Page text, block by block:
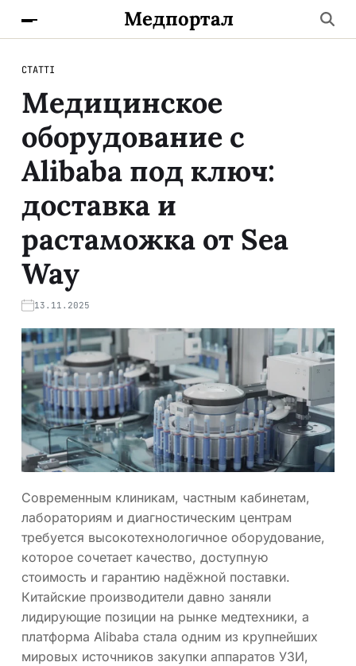
Медпортал
СТАТТІ
Медицинское
оборудование с
Alibaba под ключ:
доставка и
растаможка от Sea
Way
13.11.2025
Современным клиникам, частным кабинетам,
лабораториям и диагностическим центрам
требуется высокотехнологичное оборудование,
которое сочетает качество, доступную
стоимость и гарантию надёжной поставки.
Китайские производители давно заняли
лидирующие позиции на рынке медтехники, а
платформа Alibaba стала одним из крупнейших
мировых источников закупки аппаратов УЗИ,